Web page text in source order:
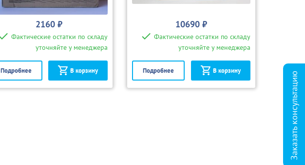
Заказать консультацию
2160 ₽
Фактические остатки по складу
уточняйте у менеджера
Подробнее В корзину
10690 ₽
Фактические остатки по складу
уточняйте у менеджера
Подробнее В корзину